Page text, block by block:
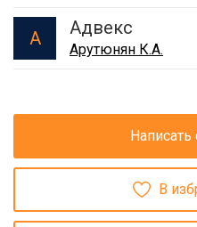
А Адвекс
Арутюнян К.А.
В